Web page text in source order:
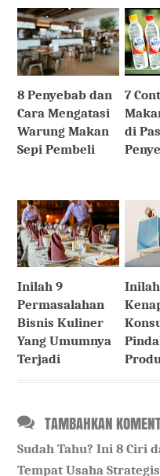
8 Penyebab dan
Cara Mengatasi
Warung Makan
Sepi Pembeli
7
di
Inilah 9
Permasalahan
Bisnis Kuliner
Yang Umumnya
Terjadi
TAMBAHKAN
Sudah Tahu? Ini 8 Ciri
Tempat Usaha Strategis